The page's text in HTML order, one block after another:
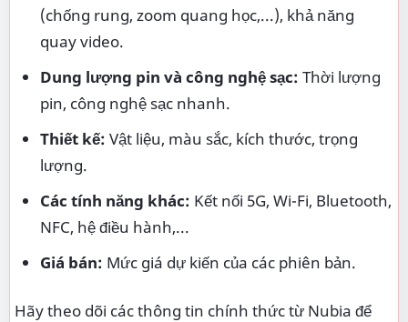
(chống rung, zoom quang học,...), khả năng
quay video.
Dung lượng pin và công nghệ sạc: Thời lượng
pin, công nghệ sạc nhanh.
Thiết kế: Vật liệu, màu sắc, kích thước, trọng
lượng.
Các tính năng khác: Kết nối 5G, Wi-Fi, Bluetooth,
NFC, hệ điều hành,...
Giá bán: Mức giá dự kiến của các phiên bản.
Hãy theo dõi các thông tin chính thức từ Nubia để